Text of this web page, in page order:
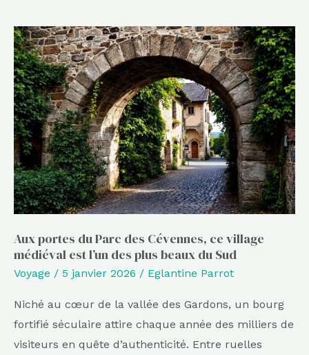
Aux portes du Parc des Cévennes, ce village
médiéval est l’un des plus beaux du Sud
Voyage / 5 janvier 2026 / Eglantine Parrot
Niché au cœur de la vallée des Gardons, un bourg
fortifié séculaire attire chaque année des milliers de
visiteurs en quête d’authenticité. Entre ruelles
Aux
portes
du
Parc
des
Cévennes,
ce
village
médiéval
est
l’un
des
plus